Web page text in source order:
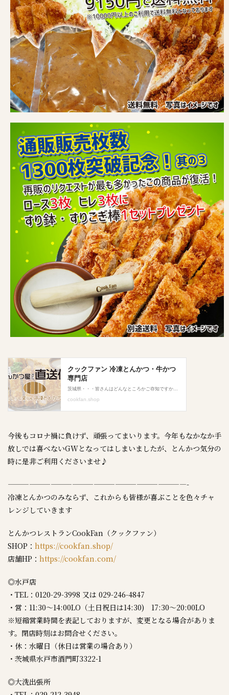
今後もコロナ禍に負けず、頑張ってまいります。今年もなかなか手
放しでは喜べないGWとなってはしまいましたが、とんかつ気分の
時に是非ご利用くださいませ♪
—————————————————————————-
冷凍とんかつのみならず、これからも皆様が喜ぶことを色々チャ
レンジしていきます
とんかつレストランCookFan（クックファン）
SHOP： https://cookfan.shop/
店舗HP： https://cookfan.com/
◎水戸店
・TEL：0120-29-3998 又は 029-246-4847
・営：11:30～14:00LO（土日祝日は14:30) 17:30～20:00LO
※短縮営業時間を表記しておりますが、変更となる場合がありま
す。閉店時刻はお問合せください。
・休：水曜日（休日は営業の場合あり）
・茨城県水戸市酒門町3322-1
◎大洗出張所